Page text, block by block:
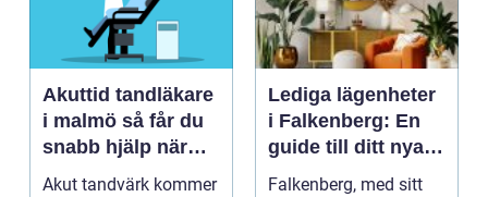
Akuttid tandläkare
i malmö så får du
snabb hjälp när
tanden gör ont
Akut tandvärk kommer
Lediga lägenheter
i Falkenberg: En
guide till ditt nya
hem
Falkenberg, med sitt